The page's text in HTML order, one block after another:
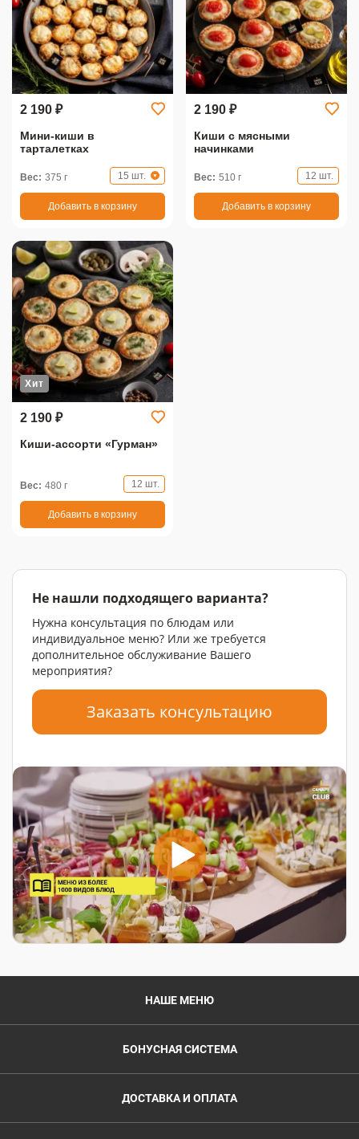
2 190 ₽
Мини-киши в
тарталетках
Вес: 375 г 15 шт.
Добавить в корзину
2 190 ₽
Киши с мясными
начинками
Вес: 510 г 12 шт.
Добавить в корзину
Хит
2 190 ₽
Киши-ассорти «Гурман»
Вес: 480 г 12 шт.
Добавить в корзину
Не нашли подходящего варианта?
Нужна консультация по блюдам или
индивидуальное меню? Или же требуется
дополнительное обслуживание Вашего
мероприятия?
Заказать консультацию
НАШЕ МЕНЮ
БОНУСНАЯ СИСТЕМА
ДОСТАВКА И ОПЛАТА